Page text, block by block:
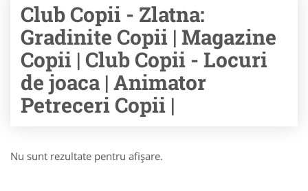
Club Copii - Zlatna:
Gradinite Copii | Magazine
Copii | Club Copii - Locuri
de joaca | Animator
Petreceri Copii |
Nu sunt rezultate pentru afişare.